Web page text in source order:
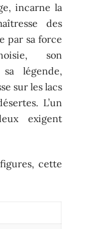
incarne la
des
par sa force
son
légende,
sur les lacs
L’un
exigent
cette